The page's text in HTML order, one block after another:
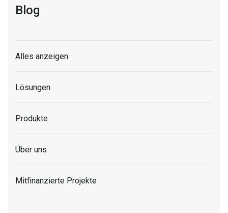
Blog
Alles anzeigen
Lösungen
Produkte
Über uns
Mitfinanzierte Projekte